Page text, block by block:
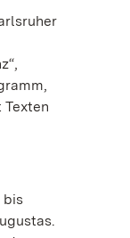
Texten
bis